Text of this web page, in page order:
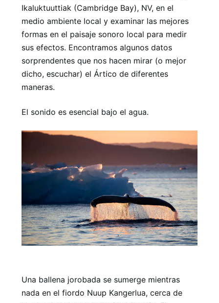
Ikaluktuuttiak (Cambridge Bay), NV, en el
medio ambiente local y examinar las mejores
formas en el paisaje sonoro local para medir
sus efectos. Encontramos algunos datos
sorprendentes que nos hacen mirar (o mejor
dicho, escuchar) el Ártico de diferentes
maneras.
El sonido es esencial bajo el agua.
Una ballena jorobada se sumerge mientras
nada en el fiordo Nuup Kangerlua, cerca de